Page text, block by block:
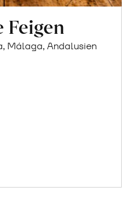
Málaga, Andalusien